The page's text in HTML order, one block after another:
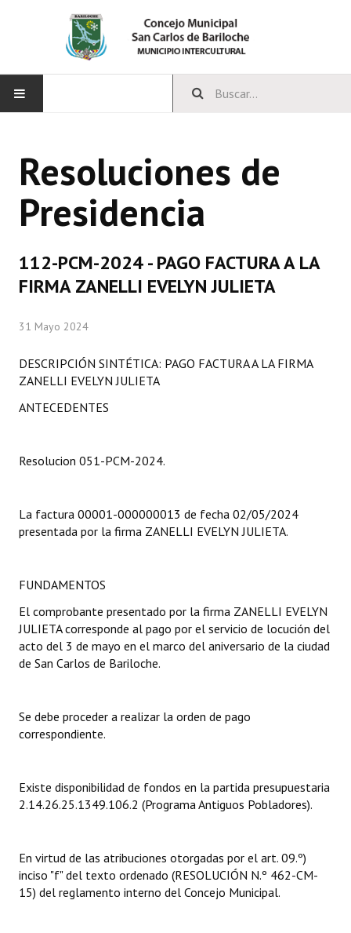
CONCEJO
Bloques Políticos
Comisiones Permanentes
Concejales Mandato Cumplido
Programas
LEGISLACIÓN
Reglamento Interno
DOCUMENTOS
Informes de Gestión
Dictámenes Asesoría Letrada
Informes de Unidad Coordinadora
Actas de Audiencias Públicas
NORMATIVA
Resoluciones de
Presidencia
112-PCM-2024 - PAGO FACTURA A LA
FIRMA ZANELLI EVELYN JULIETA
31 Mayo 2024
DESCRIPCIÓN SINTÉTICA: PAGO FACTURA A LA FIRMA
ZANELLI EVELYN JULIETA
ANTECEDENTES
Resolucion 051-PCM-2024.
La factura 00001-000000013 de fecha 02/05/2024
presentada por la firma ZANELLI EVELYN JULIETA.
FUNDAMENTOS
El comprobante presentado por la firma ZANELLI EVELYN
JULIETA corresponde al pago por el servicio de locución del
acto del 3 de mayo en el marco del aniversario de la ciudad
de San Carlos de Bariloche.
Se debe proceder a realizar la orden de pago
correspondiente.
Existe disponibilidad de fondos en la partida presupuestaria
2.14.26.25.1349.106.2 (Programa Antiguos Pobladores).
En virtud de las atribuciones otorgadas por el art. 09.º)
inciso "f" del texto ordenado (RESOLUCIÓN N.º 462-CM-
15) del reglamento interno del Concejo Municipal.